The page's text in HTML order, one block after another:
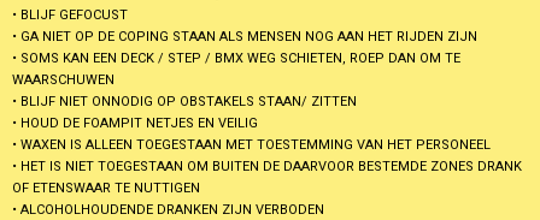
• BLIJF GEFOCUST
• GA NIET OP DE COPING STAAN ALS MENSEN NOG AAN HET RIJDEN ZIJN
• SOMS KAN EEN DECK / STEP / BMX WEG SCHIETEN, ROEP DAN OM TE
WAARSCHUWEN
• BLIJF NIET ONNODIG OP OBSTAKELS STAAN/ ZITTEN
• HOUD DE FOAMPIT NETJES EN VEILIG
• WAXEN IS ALLEEN TOEGESTAAN MET TOESTEMMING VAN HET PERSONEEL
• HET IS NIET TOEGESTAAN OM BUITEN DE DAARVOOR BESTEMDE ZONES DRANK
OF ETENSWAAR TE NUTTIGEN
• ALCOHOLHOUDENDE DRANKEN ZIJN VERBODEN